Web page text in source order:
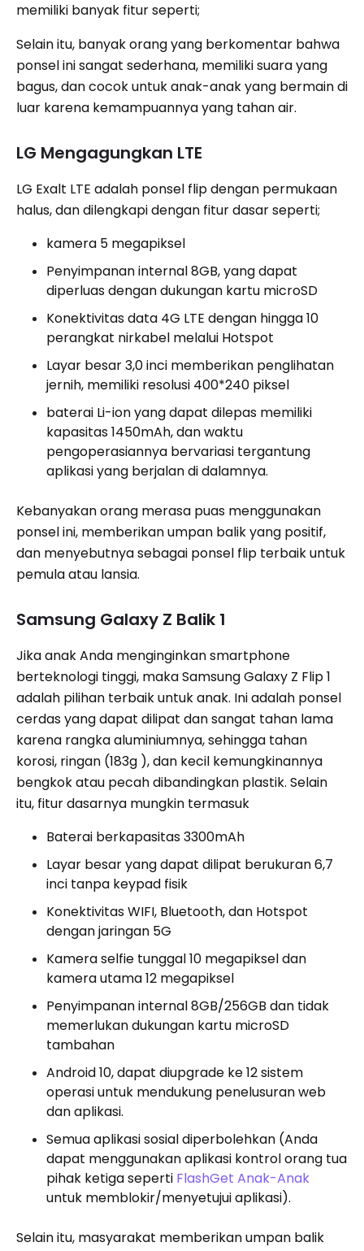
memiliki banyak fitur seperti;
Selain itu, banyak orang yang berkomentar bahwa
ponsel ini sangat sederhana, memiliki suara yang
bagus, dan cocok untuk anak-anak yang bermain di
luar karena kemampuannya yang tahan air.
LG Mengagungkan LTE
LG Exalt LTE adalah ponsel flip dengan permukaan
halus, dan dilengkapi dengan fitur dasar seperti;
kamera 5 megapiksel
Penyimpanan internal 8GB, yang dapat
diperluas dengan dukungan kartu microSD
Konektivitas data 4G LTE dengan hingga 10
perangkat nirkabel melalui Hotspot
Layar besar 3,0 inci memberikan penglihatan
jernih, memiliki resolusi 400*240 piksel
baterai Li-ion yang dapat dilepas memiliki
kapasitas 1450mAh, dan waktu
pengoperasiannya bervariasi tergantung
aplikasi yang berjalan di dalamnya.
Kebanyakan orang merasa puas menggunakan
ponsel ini, memberikan umpan balik yang positif,
dan menyebutnya sebagai ponsel flip terbaik untuk
pemula atau lansia.
Samsung Galaxy Z Balik 1
Jika anak Anda menginginkan smartphone
berteknologi tinggi, maka Samsung Galaxy Z Flip 1
adalah pilihan terbaik untuk anak. Ini adalah ponsel
cerdas yang dapat dilipat dan sangat tahan lama
karena rangka aluminiumnya, sehingga tahan
korosi, ringan (183g ), dan kecil kemungkinannya
bengkok atau pecah dibandingkan plastik. Selain
itu, fitur dasarnya mungkin termasuk
Baterai berkapasitas 3300mAh
Layar besar yang dapat dilipat berukuran 6,7
inci tanpa keypad fisik
Konektivitas WIFI, Bluetooth, dan Hotspot
dengan jaringan 5G
Kamera selfie tunggal 10 megapiksel dan
kamera utama 12 megapiksel
Penyimpanan internal 8GB/256GB dan tidak
memerlukan dukungan kartu microSD
tambahan
Android 10, dapat diupgrade ke 12 sistem
operasi untuk mendukung penelusuran web
dan aplikasi.
Semua aplikasi sosial diperbolehkan (Anda
dapat menggunakan aplikasi kontrol orang tua
pihak ketiga seperti FlashGet Anak-Anak
untuk memblokir/menyetujui aplikasi).
Selain itu, masyarakat memberikan umpan balik